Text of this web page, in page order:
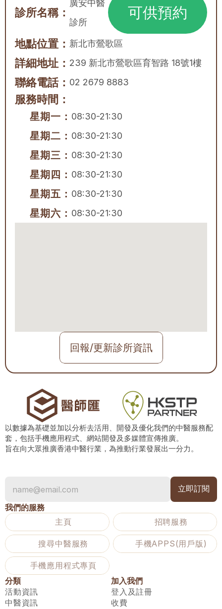
診所名稱：
廣安中醫
診所
可供預約
地點位置： 新北市鶯歌區
詳細地址： 239 新北市鶯歌區育智路 18號1樓
聯絡電話： 02 2679 8883
服務時間：
星期一： 08:30-21:30
星期二： 08:30-21:30
星期三： 08:30-21:30
星期四： 08:30-21:30
星期五： 08:30-21:30
星期六： 08:30-21:30
回報/更新診所資訊
以數據為基礎並加以分析去活用、開發及優化我們的中醫服務配
套，包括手機應用程式、網站開發及多媒體宣傳推廣。
旨在向大眾推廣香港中醫行業，為推動行業發展出一分力。
我們的服務
主頁
招聘服務
搜尋中醫服務 手機APPS(用戶版)
手機應用程式專頁
分類
活動資訊
中醫資訊
加入我們
登入及註冊
收費